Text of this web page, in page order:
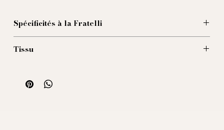
Spécificités à la Fratelli
mesure à partir de
en coton imprimé.
Si vous êtes déjà membre de notre grande famille,
Tissu